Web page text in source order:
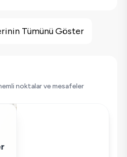
Tümünü Göster
noktalar ve mesafeler